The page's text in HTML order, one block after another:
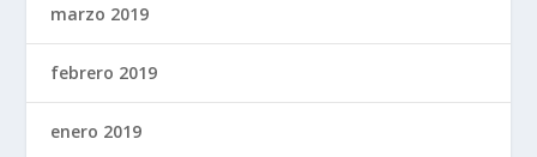
marzo 2019
febrero 2019
enero 2019